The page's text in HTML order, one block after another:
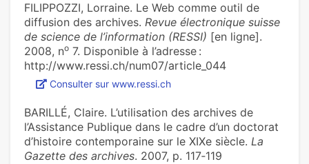
FILIPPOZZI, Lorraine. Le Web comme outil de
diffusion des archives. Revue électronique suisse
de science de l’information (RESSI) [en ligne].
2008, no 7. Disponible à l’adresse :
http://www.ressi.ch/num07/article_044
Consulter sur www.ressi.ch
BARILLÉ, Claire. L’utilisation des archives de
l’Assistance Publique dans le cadre d’un doctorat
d’histoire contemporaine sur le XIXe siècle. La
Gazette des archives. 2007, p. 117‑119